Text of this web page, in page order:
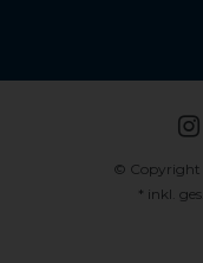
© Copyright
* inkl.